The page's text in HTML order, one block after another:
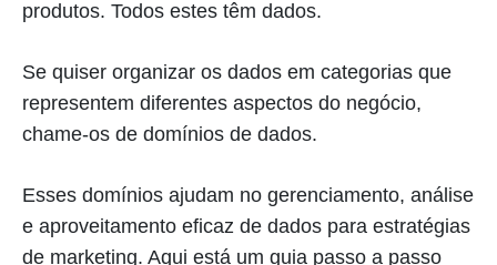
produtos. Todos estes têm dados.
Se quiser organizar os dados em categorias que
representem diferentes aspectos do negócio,
chame-os de domínios de dados.
Esses domínios ajudam no gerenciamento, análise
e aproveitamento eficaz de dados para estratégias
de marketing. Aqui está um guia passo a passo